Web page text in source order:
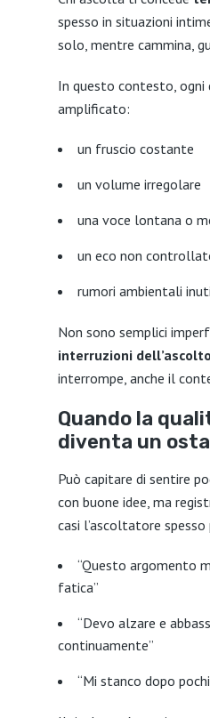
spesso in situazioni
solo, mentre cammina,
In questo contesto,
amplificato:
un fruscio costante
un volume irregolare
una voce lontana o
un eco non
rumori ambientali
Non sono semplici
interruzioni dell’ascolto
interrompe, anche il
Quando la
diventa un
Può capitare di sentire
con buone idee, ma
casi l’ascoltatore spesso
“Questo argomento
fatica”
“Devo alzare e
continuamente”
“Mi stanco dopo